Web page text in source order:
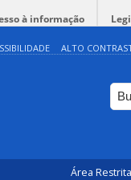
à informação
ALTO
Área Restrita